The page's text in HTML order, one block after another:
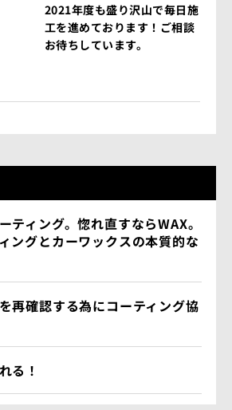
2021年度も盛り沢山で毎日施
工を進めております！ご相談
お待ちしています。
ティング。惚れ直すならWAX。
ングとカーワックスの本質的な
再確認する為にコーティング協
る！